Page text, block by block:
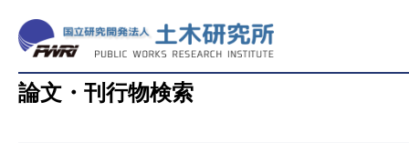
論文・刊行物検索